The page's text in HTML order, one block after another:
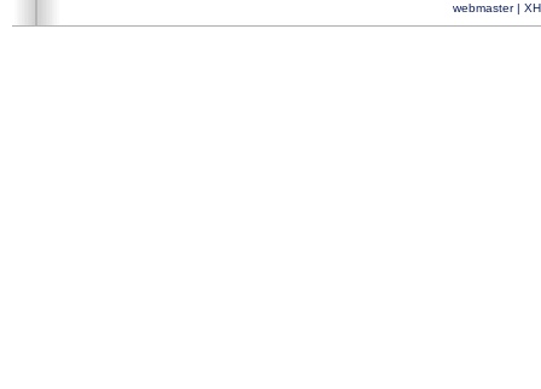
webmaster|